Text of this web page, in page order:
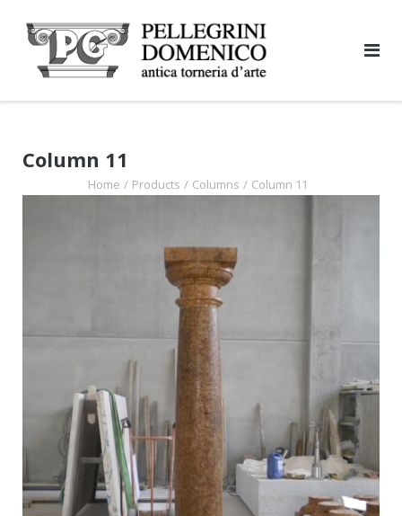
Column 11
Home / Products / Columns / Column 11